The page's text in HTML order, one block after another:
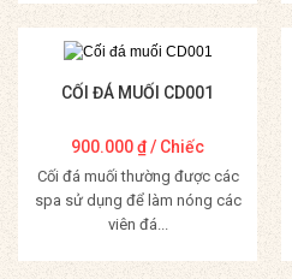
Mua Hàng
CỐI ĐÁ MUỐI CD001
900.000₫/ Chiếc
Cối đá muối thường được các
spa sử dụng để làm nóng các
viên đá...
Mua Hàng